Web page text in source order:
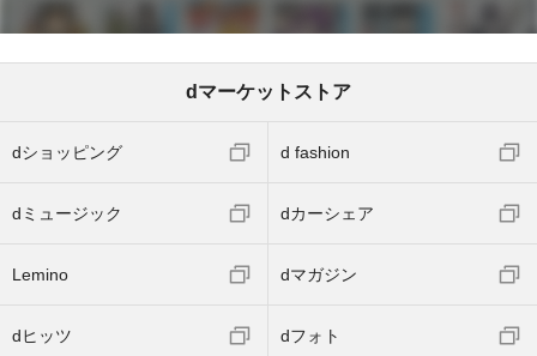
dマーケットストア
dショッピング d fashion
dミュージック dカーシェア
Lemino dマガジン
dヒッツ dフォト